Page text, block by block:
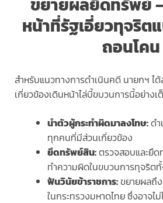
ขยายผลยึดทรัพย์
หน้าที่รัฐเอี่ยวทุจริต
ถอนโคน
สำหรับแนวทางการดำเนินคดี นายกฯ ไ
เกี่ยวข้องเดินหน้าไล่บี้ขบวนการนี้อย่าง
นำตัวผู้กระทำผิดมาลงโทษ:ด
ทุกคนที่มีส่วนเกี่ยวข้อง
ยึดทรัพย์สิน:ตรวจสอบและยึ
ทำความผิดในขบวนการทุจริต
ฟันวินัยข้าราชการ:ขยายผลถึง
ในกระทรวงมหาดไทย ซึ่งอาจไ